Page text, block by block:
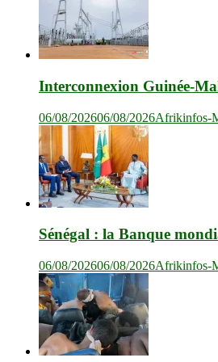
Interconnexion Guinée-
06/08/202606/08/2026Afrikinfos-
Sénégal : la Banque
06/08/202606/08/2026Afrikinfos-